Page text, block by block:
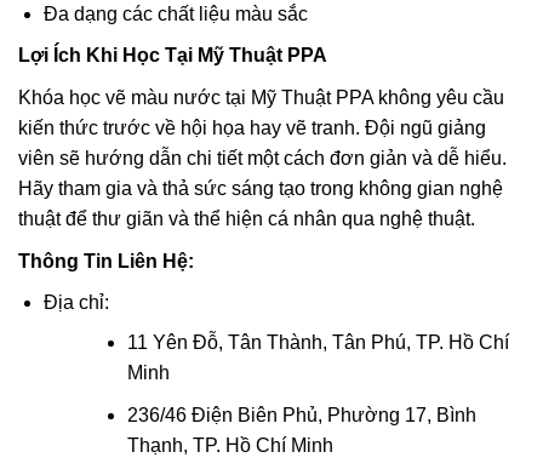
Đa dạng các chất liệu màu sắc
Lợi Ích Khi Học Tại Mỹ Thuật PPA
Khóa học vẽ màu nước tại Mỹ Thuật PPA không yêu cầu
kiến thức trước về hội họa hay vẽ tranh. Đội ngũ giảng
viên sẽ hướng dẫn chi tiết một cách đơn giản và dễ hiểu.
Hãy tham gia và thả sức sáng tạo trong không gian nghệ
thuật để thư giãn và thể hiện cá nhân qua nghệ thuật.
Thông Tin Liên Hệ:
Địa chỉ:
11 Yên Đỗ, Tân Thành, Tân Phú, TP. Hồ Chí
Minh
236/46 Điện Biên Phủ, Phường 17, Bình
Thạnh, TP. Hồ Chí Minh